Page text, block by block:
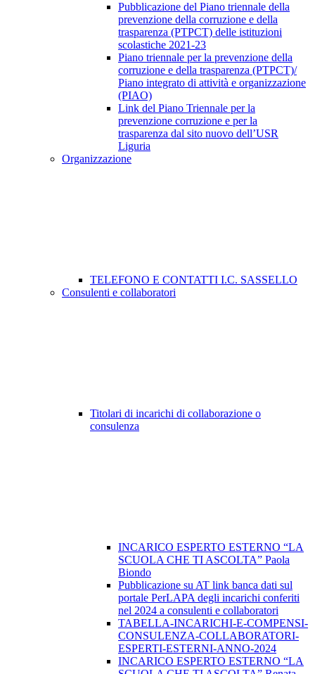
Pubblicazione del Piano triennale della
prevenzione della corruzione e della
trasparenza (PTPCT) delle istituzioni
scolastiche 2021-23
Piano triennale per la prevenzione della
corruzione e della trasparenza (PTPCT)/
Piano integrato di attività e organizzazione
(PIAO)
Link del Piano Triennale per la
prevenzione corruzione e per la
trasparenza dal sito nuovo dell’USR
Liguria
Organizzazione
TELEFONO E CONTATTI I.C. SASSELLO
Consulenti e collaboratori
Titolari di incarichi di collaborazione o
consulenza
INCARICO ESPERTO ESTERNO “LA
SCUOLA CHE TI ASCOLTA” Paola
Biondo
Pubblicazione su AT link banca dati sul
portale PerLAPA degli incarichi conferiti
nel 2024 a consulenti e collaboratori
TABELLA-INCARICHI-E-COMPENSI-
CONSULENZA-COLLABORATORI-
ESPERTI-ESTERNI-ANNO-2024
INCARICO ESPERTO ESTERNO “LA